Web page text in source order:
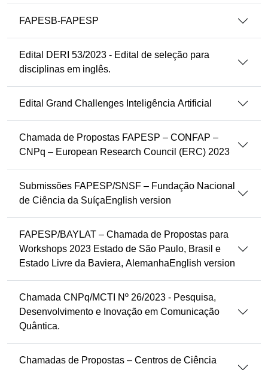
FAPESB-FAPESP
Edital DERI 53/2023 - Edital de seleção para
disciplinas em inglês.
Edital Grand Challenges Inteligência Artificial
Chamada de Propostas FAPESP – CONFAP –
CNPq – European Research Council (ERC) 2023
Submissões FAPESP/SNSF – Fundação Nacional
de Ciência da SuíçaEnglish version
FAPESP/BAYLAT – Chamada de Propostas para
Workshops 2023 Estado de São Paulo, Brasil e
Estado Livre da Baviera, AlemanhaEnglish version
Chamada CNPq/MCTI Nº 26/2023 - Pesquisa,
Desenvolvimento e Inovação em Comunicação
Quântica.
Chamadas de Propostas – Centros de Ciência